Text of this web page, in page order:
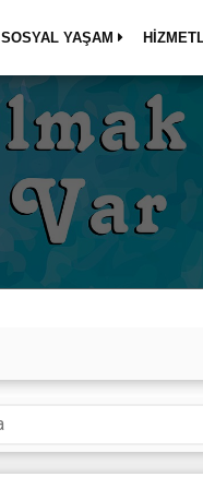
SOSYAL YAŞAM